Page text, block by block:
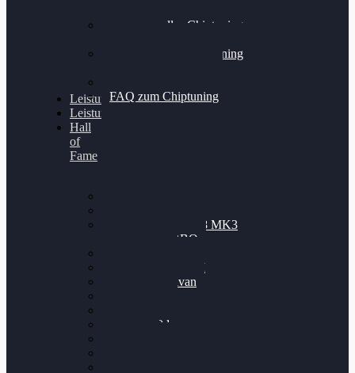
Professionelles Chiptuning
Professionelles Chiptuning
FAQ zum Chiptuning
Leistungsmessung
Leistungsprüfstand
Hall
of
Fame
Nissan GT-R35 3.8 MK3
V6 TWINTURBO
VW Passat 2.0TDI
VW T6 Multivan
BMW 120d